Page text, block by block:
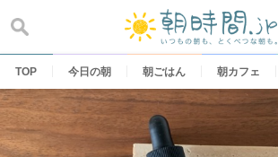
content
TOP 今日の朝 朝ごはん 朝カフェ